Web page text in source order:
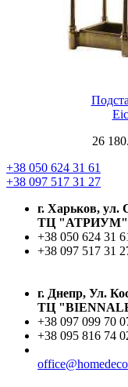
26
+38 050 624 31 61
+38 097 517 31 27
г. Харьков, ул.
ТЦ "АТРИУМ"
+38 050 624 31
+38 097 517 31
г. Днепр, Ул.
ТЦ
+38 097 099 70
+38 095 816 74